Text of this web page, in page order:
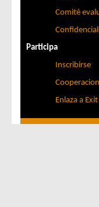
Comité
Participa
Inscribirse
Enlaza a Exit